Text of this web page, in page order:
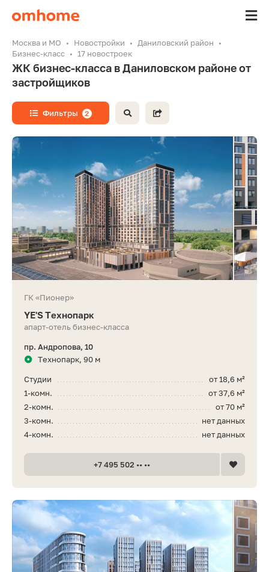
Москва и МО Новостройки
Даниловский район
Бизнес-класс
17 новостроек
ЖК бизнес-класса в Даниловском районе от
застройщиков
Фильтры 2
ГК «Пионер»
YE'S Технопарк
апарт-отель бизнес-класса
пр. Андропова, 10
Технопарк, 90 м
от 18,6 м²
Студии
от 37,6 м²
1-комн.
от 70 м²
2-комн.
нет данных
3-комн.
нет данных
4-комн.
+7 495 502 •• ••